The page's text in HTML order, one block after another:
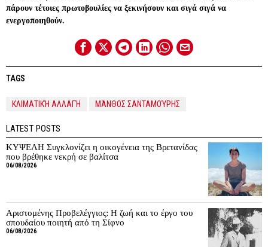
πάρουν τέτοιες πρωτοβουλίες να ξεκινήσουν και σιγά σιγά να
ενεργοποιηθούν.
TAGS
ΚΛΙΜΑΤΙΚΉ ΑΛΛΑΓΉ ΜΆΝΘΟΣ ΣΑΝΤΑΜΟΎΡΗΣ
LATEST POSTS
ΚΥΨΕΛΗ Συγκλονίζει η οικογένεια της Βρετανίδας
που βρέθηκε νεκρή σε βαλίτσα
06/08/2026
Αριστομένης Προβελέγγιος: Η ζωή και το έργο του
σπουδαίου ποιητή από τη Σίφνο
06/08/2026